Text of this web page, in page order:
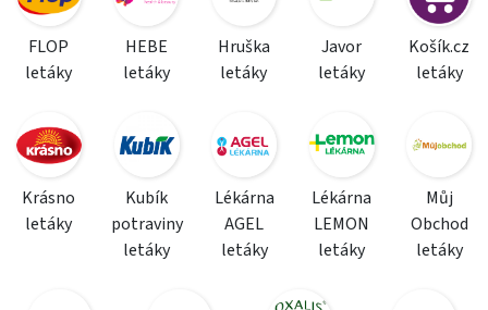
FLOP
letáky
HEBE
letáky
Hruška
letáky
Javor
letáky
Košík.cz
letáky
Krásno
letáky
Kubík
potraviny
letáky
Lékárna
AGEL
letáky
Lékárna
LEMON
letáky
Můj
Obchod
letáky